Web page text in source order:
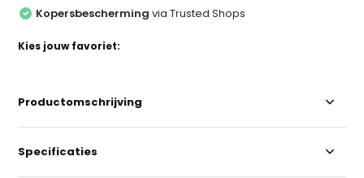
Kopersbescherming via Trusted Shops
Kies jouw favoriet:
Productomschrijving
Specificaties